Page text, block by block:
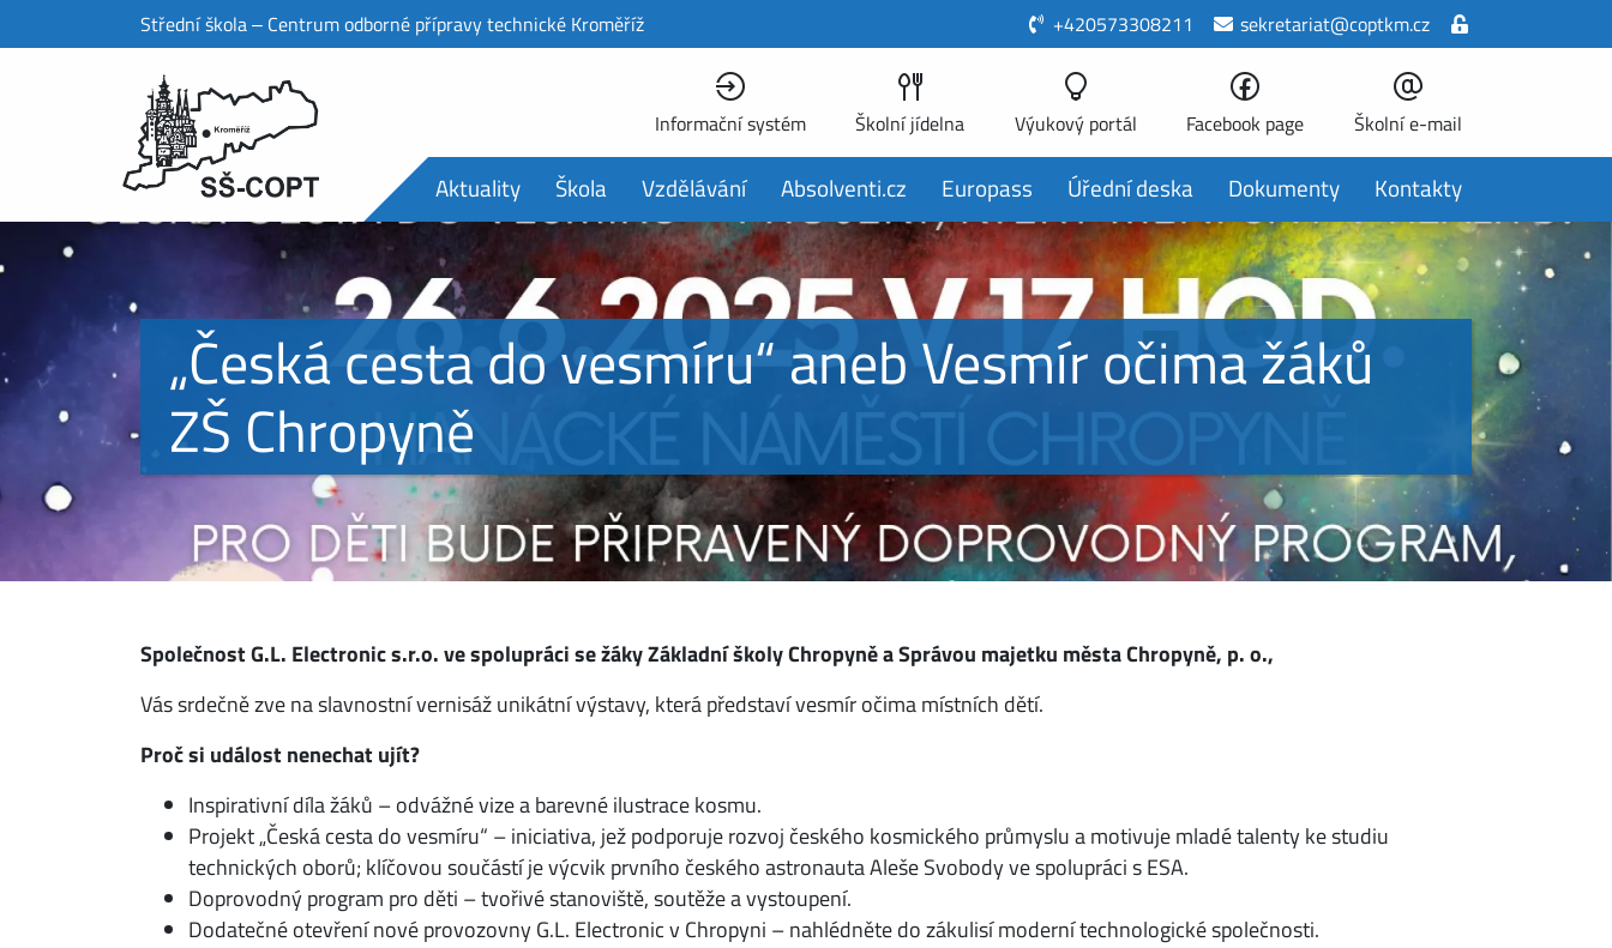
Střední škola ‒ Centrum odborné přípravy technické Kroměříž +420573308211 sekretariat@coptkm.cz
Informační systém Školní jídelna Výukový portál Facebook page Školní e-mail
Aktuality Škola Vzdělávání Absolventi.cz Europass Úřední deska Dokumenty Kontakty
„Česká cesta do vesmíru“ aneb Vesmír očima žáků
ZŠ Chropyně
Společnost G.L. Electronic s.r.o. ve spolupráci se žáky Základní školy Chropyně a Správou majetku města Chropyně, p. o.,
Vás srdečně zve na slavnostní vernisáž unikátní výstavy, která představí vesmír očima místních dětí.
Proč si událost nenechat ujít?
Inspirativní díla žáků – odvážné vize a barevné ilustrace kosmu.
Projekt „Česká cesta do vesmíru“ – iniciativa, jež podporuje rozvoj českého kosmického průmyslu a motivuje mladé talenty ke studiu
technických oborů; klíčovou součástí je výcvik prvního českého astronauta Aleše Svobody ve spolupráci s ESA.
Doprovodný program pro děti – tvořivé stanoviště, soutěže a vystoupení.
Dodatečné otevření nové provozovny G.L. Electronic v Chropyni – nahlédněte do zákulisí moderní technologické společnosti.